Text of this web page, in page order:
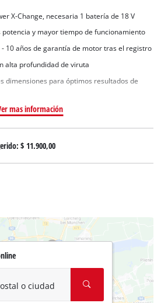
X-Change, necesaria 1 batería de 18 V
potencia y mayor tiempo de funcionamiento
- 10 años de garantía de motor tras el registro
alta profundidad de viruta
dimensiones para óptimos resultados de
mas información
$ 11.900,00
o ciudad